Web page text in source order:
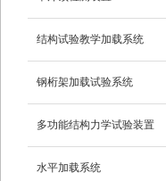
结构试验教学加载系统
钢桁架加载试验系统
多功能结构力学试验装置
水平加载系统